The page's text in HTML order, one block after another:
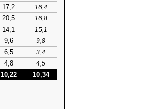
17,2
16,4
20,5
16,8
14,1
15,1
9,6
9,8
6,5
3,4
4,8 4,5
10,22 10,34